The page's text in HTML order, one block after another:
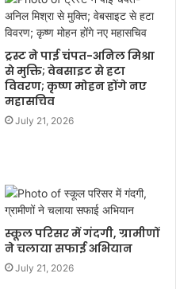
ट्रस्ट ने पाई चंपत-अनिल मिश्रा
से मुक्ति; वेबसाइट से हटा
विवरण; कृष्ण मोहन होंगे नए
महासचिव
July 21, 2026
स्कूल परिसर में गंदगी, ग्रामीणों
ने चलाया सफाई अभियान
July 21, 2026